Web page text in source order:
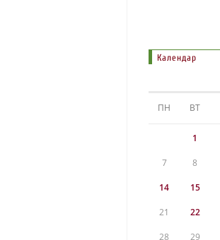
Календар
ПН ВТ
1
7 8
14 15
21 22
28 29